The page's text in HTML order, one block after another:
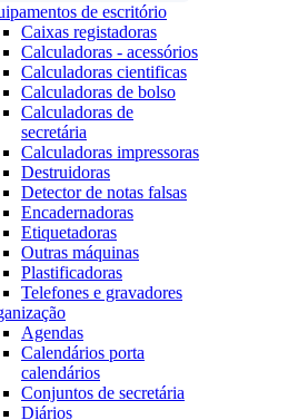
de escritório
Caixas registadoras
Calculadoras - acessórios
Calculadoras cientificas
Calculadoras de bolso
Calculadoras de
secretária
Calculadoras impressoras
Destruidoras
Detector de notas falsas
Encadernadoras
Etiquetadoras
Outras máquinas
Plastificadoras
Telefones e gravadores
Agendas
Calendários porta
calendários
Conjuntos de secretária
Diários